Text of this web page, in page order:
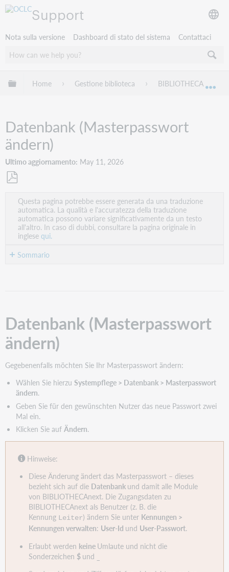
Support
Nota sulla versione Dashboard di stato del sistema Contattaci
Espandi/comprimi la gerarchia globale
Home Gestione biblioteca BIBLIOTHECA
Datenbank (Masterpasswort
ändern)
Ultimo aggiornamento May 11, 2026
come
PDF
Questa pagina potrebbe essere generata da una traduzione
automatica. La qualità e l'accuratezza della traduzione
automatica possono variare significativamente da un testo
all'altro. In caso di dubbi, consultare la pagina originale in
inglesequi.
Sommario
Hinweise
Datenbank (Masterpasswort
ändern)
Gegebenenfalls möchten Sie Ihr Masterpasswort ändern:
Wählen Sie hierzu Systempflege > Datenbank > Masterpasswort
ändern.
Geben Sie für den gewünschten Nutzer das neue Passwort zwei
Mal ein.
Klicken Sie auf Ändern.
Hinweise:
Diese Änderung ändert das Masterpasswort – dieses
bezieht sich auf die Datenbank und damit alle Module
von BIBLIOTHECAnext. Die Zugangsdaten zu
BIBLIOTHECAnext als Benutzer (z. B. die
Kennung Leiter) ändern Sie unter Kennungen >
Kennungen verwalten: User-Id und User-Passwort.
Erlaubt werden keine Umlaute und nicht die
Sonderzeichen $ und